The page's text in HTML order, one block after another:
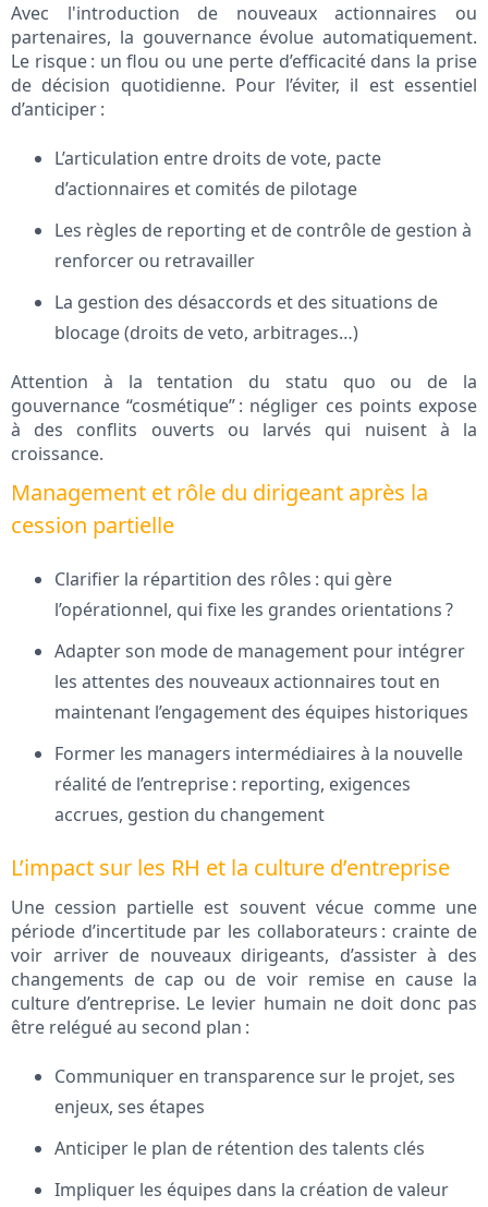
Avec l'introduction de nouveaux actionnaires ou
partenaires, la gouvernance évolue automatiquement.
Le risque : un flou ou une perte d’efficacité dans la prise
de décision quotidienne. Pour l’éviter, il est essentiel
d’anticiper :
L’articulation entre droits de vote, pacte
d’actionnaires et comités de pilotage
Les règles de reporting et de contrôle de gestion à
renforcer ou retravailler
La gestion des désaccords et des situations de
blocage (droits de veto, arbitrages…)
Attention à la tentation du statu quo ou de la
gouvernance “cosmétique” : négliger ces points expose
à des conflits ouverts ou larvés qui nuisent à la
croissance.
Management et rôle du dirigeant après la
cession partielle
Clarifier la répartition des rôles : qui gère
l’opérationnel, qui fixe les grandes orientations ?
Adapter son mode de management pour intégrer
les attentes des nouveaux actionnaires tout en
maintenant l’engagement des équipes historiques
Former les managers intermédiaires à la nouvelle
réalité de l’entreprise : reporting, exigences
accrues, gestion du changement
L’impact sur les RH et la culture d’entreprise
Une cession partielle est souvent vécue comme une
période d’incertitude par les collaborateurs : crainte de
voir arriver de nouveaux dirigeants, d’assister à des
changements de cap ou de voir remise en cause la
culture d’entreprise. Le levier humain ne doit donc pas
être relégué au second plan :
Communiquer en transparence sur le projet, ses
enjeux, ses étapes
Anticiper le plan de rétention des talents clés
Impliquer les équipes dans la création de valeur